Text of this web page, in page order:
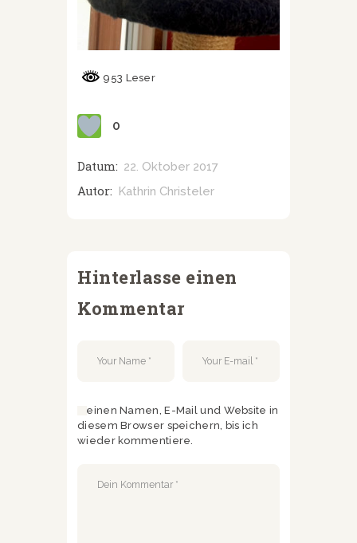
953 Leser
0
Datum: 22. Oktober 2017
Autor: Kathrin Christeler
Hinterlasse einen
Kommentar
Meinen Namen, E-Mail und Website in
diesem Browser speichern, bis ich
wieder kommentiere.